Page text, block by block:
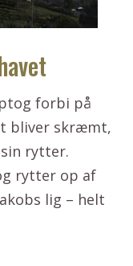
forbi på
bliver skræmt,
rytter.
rytter op af
lig – helt